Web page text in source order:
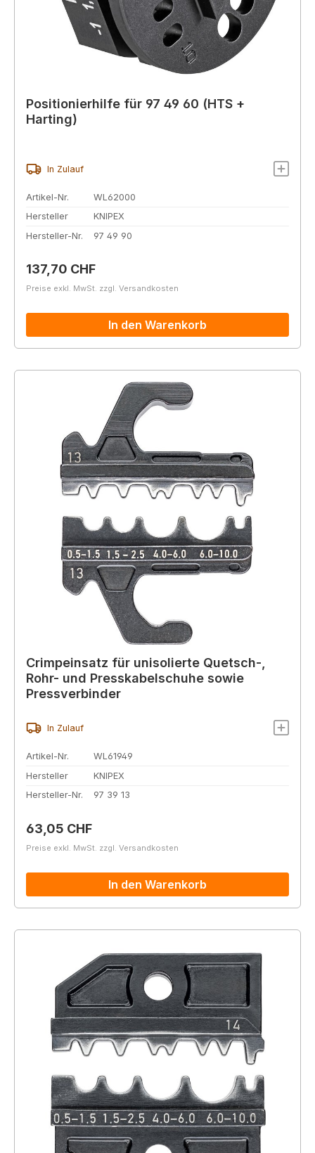
Positionierhilfe für 97 49 60 (HTS +
Harting)
In Zulauf
Artikel-Nr.
WL62000
Hersteller
KNIPEX
Hersteller-Nr.
97 49 90
Regulärer Preis:
137,70 CHF
Preise exkl. MwSt. zzgl. Versandkosten
In den Warenkorb
Crimpeinsatz für unisolierte Quetsch-,
Rohr- und Presskabelschuhe sowie
Pressverbinder
In Zulauf
Artikel-Nr.
WL61949
Hersteller
KNIPEX
Hersteller-Nr.
97 39 13
Regulärer Preis:
63,05 CHF
Preise exkl. MwSt. zzgl. Versandkosten
In den Warenkorb